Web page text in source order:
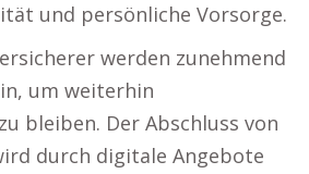
und persönliche Vorsorge.
werden zunehmend
um weiterhin
bleiben. Der Abschluss von
durch digitale Angebote